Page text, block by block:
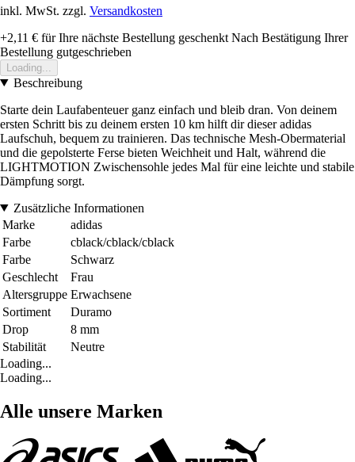
inkl. MwSt. zzgl. Versandkosten
+2,11 € für Ihre nächste Bestellung geschenkt Nach Bestätigung Ihrer
Bestellung gutgeschrieben
Loading...
Beschreibung
Starte dein Laufabenteuer ganz einfach und bleib dran. Von deinem
ersten Schritt bis zu deinem ersten 10 km hilft dir dieser adidas
Laufschuh, bequem zu trainieren. Das technische Mesh-Obermaterial
und die gepolsterte Ferse bieten Weichheit und Halt, während die
LIGHTMOTION Zwischensohle jedes Mal für eine leichte und stabile
Dämpfung sorgt.
Zusätzliche Informationen
Marke
adidas
Farbe
cblack/cblack/cblack
Farbe
Schwarz
Geschlecht
Frau
Altersgruppe Erwachsene
Sortiment
Duramo
Drop
8 mm
Stabilität
Neutre
Loading...
Loading...
Alle unsere Marken